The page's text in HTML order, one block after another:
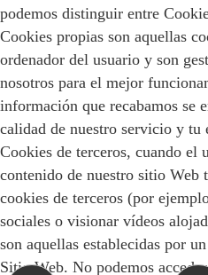
podemos distinguir entre
Cookies propias son aquellas
ordenador del usuario y son
nosotros para el mejor
información que recabamos se
calidad de nuestro servicio y tu
Cookies de terceros, cuando el
contenido de nuestro sitio Web
cookies de terceros (por
sociales o visionar vídeos
son aquellas establecidas por
Sitio Web. No podemos